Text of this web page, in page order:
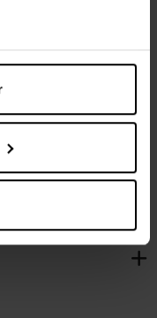
fine ultra-douce
nette et purifiée.
appliquez une noisette
faites mousser par
projection dans les
à l’eau